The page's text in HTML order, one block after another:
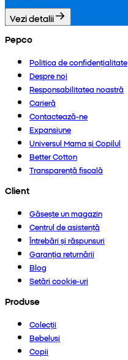
Vezi detalii
Pepco
Politica de confidențialitate
Despre noi
Responsabilitatea noastră
Carieră
Contactează-ne
Expansiune
Universul Mama și Copilul
Better Cotton
Transparență fiscală
Client
Găsește un magazin
Centrul de asistență
Întrebări și răspunsuri
Garanția returnării
Blog
Setări cookie-uri
Produse
Colecții
Bebeluși
Copii